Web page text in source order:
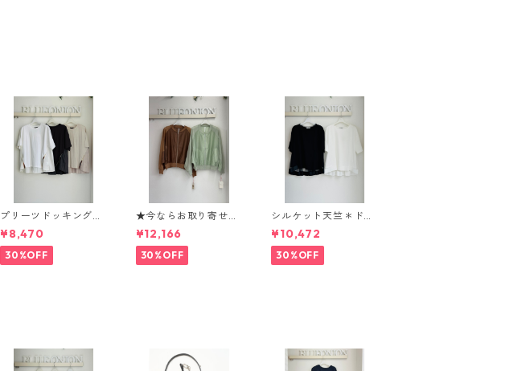
プリーツドッキング脇
ファスナーpullover 61
3983 uncarnet 2604
-017
¥8,470
30%OFF
★今ならお取り寄せ可
能★大人気★ニット切
替シアーブルゾン 802
68339 Dignité collie
r
¥12,166
30%OFF
シルケット天竺＊ドッ
トチュールバックフレ
アカットソー E 80311
beatrice
¥10,472
30%OFF